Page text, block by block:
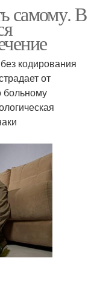
самому. В
кодирования
от
больному